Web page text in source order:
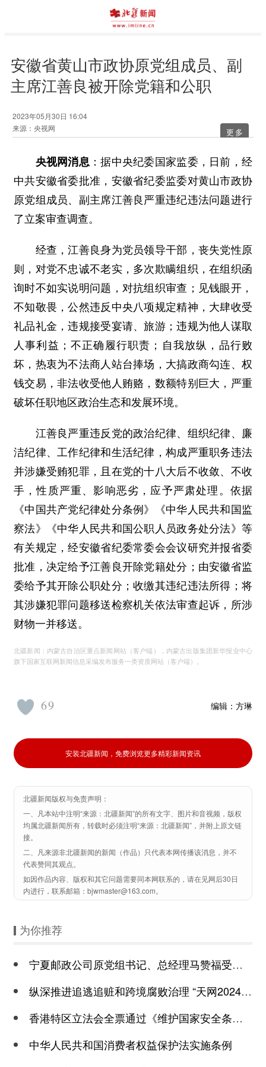
安徽省黄山市政协原党组成员、副
主席江善良被开除党籍和公职
2023年05月30日 16:04
来源：央视网
更多
央视网消息 ：据中央纪委国家监委，日前，经
中共安徽省委批准，安徽省纪委监委对黄山市政协
原党组成员、副主席江善良严重违纪违法问题进行
了立案审查调查。
经查，江善良身为党员领导干部，丧失党性原
则，对党不忠诚不老实，多次欺瞒组织，在组织函
询时不如实说明问题，对抗组织审查；见钱眼开，
不知敬畏，公然违反中央八项规定精神，大肆收受
礼品礼金，违规接受宴请、旅游；违规为他人谋取
人事利益；不正确履行职责；自我放纵，品行败
坏，热衷为不法商人站台捧场，大搞政商勾连、权
钱交易，非法收受他人贿赂，数额特别巨大，严重
破坏任职地区政治生态和发展环境。
江善良严重违反党的政治纪律、组织纪律、廉
洁纪律、工作纪律和生活纪律，构成严重职务违法
并涉嫌受贿犯罪，且在党的十八大后不收敛、不收
手，性质严重、影响恶劣，应予严肃处理。依据
《中国共产党纪律处分条例》《中华人民共和国监
察法》《中华人民共和国公职人员政务处分法》等
有关规定，经安徽省纪委常委会会议研究并报省委
批准，决定给予江善良开除党籍处分；由安徽省监
委给予其开除公职处分；收缴其违纪违法所得；将
其涉嫌犯罪问题移送检察机关依法审查起诉，所涉
财物一并移送。
北疆新闻：内蒙古自治区重点新闻网站（客户端），内蒙古出版集团新华报业中心
旗下国家互联网新闻信息采编发布服务一类资质网站（客户端）。
编辑： 方琳
69
安装北疆新闻，免费浏览更多精彩新闻资讯
北疆新闻版权与免责声明：
一、凡本站中注明“来源：北疆新闻”的所有文字、图片和音视频，版权
均属北疆新闻所有，转载时必须注明“来源：北疆新闻”，并附上原文链
接。
二、凡来源非北疆新闻的新闻（作品）只代表本网传播该消息，并不
代表赞同其观点。
如因作品内容、版权和其它问题需要同本网联系的，请在见网后30日
内进行，联系邮箱：bjwmaster@163.com。
为你推荐
宁夏邮政公司原党组书记、总经理马赞福受贿一审被判十年六个月
纵深推进追逃追赃和跨境腐败治理 “天网2024”行动正式启动
香港特区立法会全票通过《维护国家安全条例》
中华人民共和国消费者权益保护法实施条例